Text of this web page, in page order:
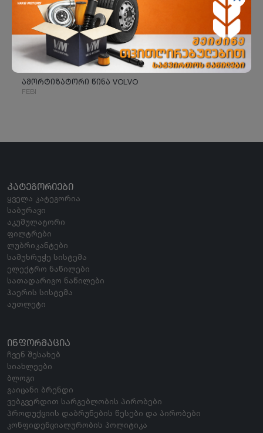
ამორტიზატორი წინა VOLVO
FEBI
ᲙᲐᲢᲔᲒᲝᲠᲘᲔᲑᲘ
ყველა კატეგორია
საბურავი
აკუმულატორი
ფილტრები
ლუბრიკანტები
სამუხრუჭე სისტემა
ელექტრო ნაწილები
სათადარიგო ნაწილები
ჰაერის სისტემა
აუთლეტი
ᲘᲜᲤᲝᲠᲛᲐᲪᲘᲐ
ჩვენ შესახებ
სიახლეები
ბლოგი
გაიცანი ბრენდი
ვებგვერდით სარგებლობის პირობები
პროდუქციის დაბრუნების წესები და პირობები
კონფიდენციალურობის პოლიტიკა